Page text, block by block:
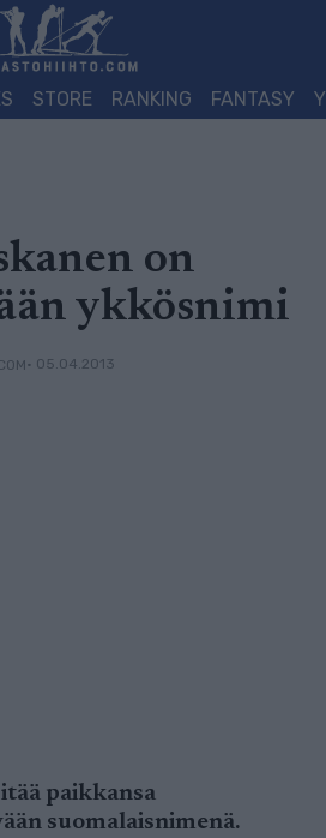
STORE RANKING FANTASY
on
ykkösnimi
• 05.04.2013
paikkansa
suomalaisnimenä.